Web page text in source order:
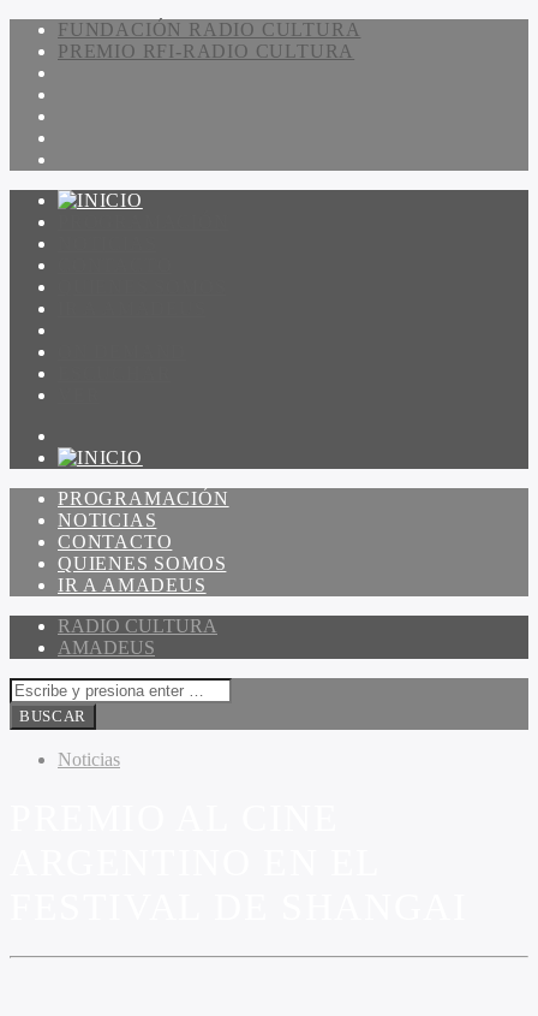
FUNDACIÓN RADIO CULTURA
PREMIO RFI-RADIO CULTURA
PROGRAMACIÓN
NOTICIAS
CONTACTO
QUIENES SOMOS
IR A AMADEUS
RADIO CULTURA
AMADEUS
Noticias